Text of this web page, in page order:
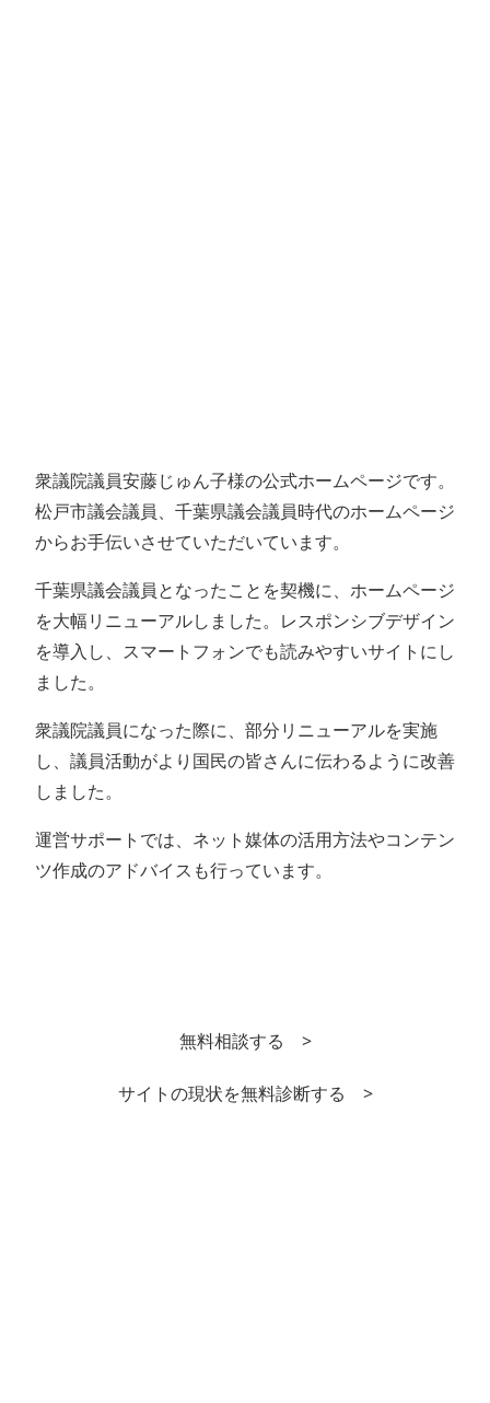
衆議院議員安藤じゅん子様の公式ホームページです。
松戸市議会議員、千葉県議会議員時代のホームページ
からお手伝いさせていただいています。
千葉県議会議員となったことを契機に、ホームページ
を大幅リニューアルしました。レスポンシブデザイン
を導入し、スマートフォンでも読みやすいサイトにし
ました。
衆議院議員になった際に、部分リニューアルを実施
し、議員活動がより国民の皆さんに伝わるように改善
しました。
運営サポートでは、ネット媒体の活用方法やコンテン
ツ作成のアドバイスも行っています。
無料相談する >
サイトの現状を無料診断する >